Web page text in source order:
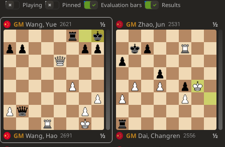
Playing Pinned Evaluation bars Results
GM Wang, Yue 2621 ½
GM Wang, Hao 2691 ½
GM Zhao, Jun 2531 ½
GM Dai, Changren 2556
½